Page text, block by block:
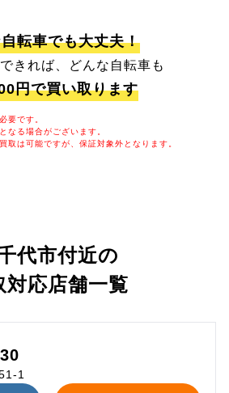
転車でも大丈夫！
きれば、どんな自転車も
円で買い取ります
要です。
なる場合がございます。
取は可能ですが、保証対象外となります。
代市付近の
対応店舗一覧
1